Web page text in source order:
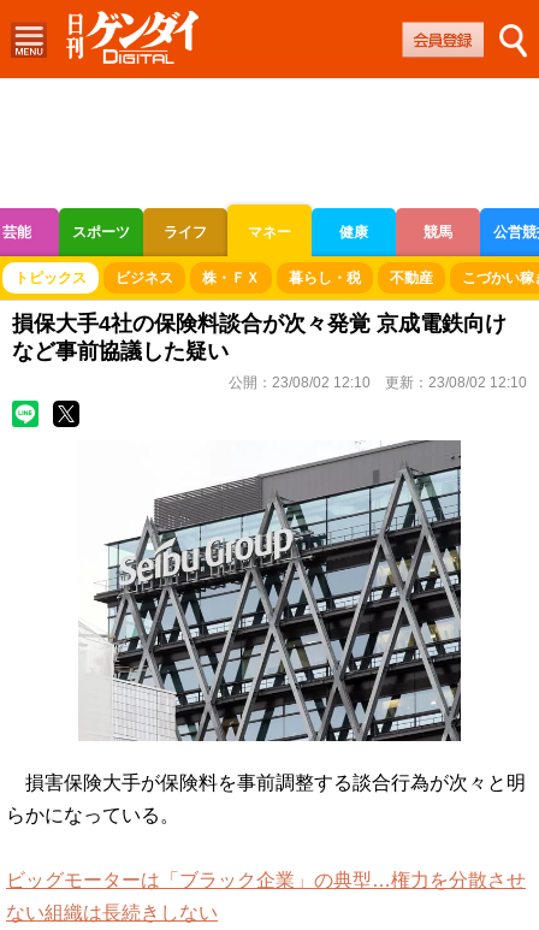
芸能 スポーツ ライフ マネー 健康 競馬 公営
ボートレース 競輪 オートレース
トピックス ビジネス 株・ＦＸ 暮らし・税 不動産 こづかい稼
損保大手4社の保険料談合が次々発覚 京成電鉄向け
など事前協議した疑い
公開： 23/08/02 12:10 更新： 23/08/02 12:10
損害保険大手が保険料を事前調整する談合行為が次々と明
らかになっている。
ビッグモーターは「ブラック企業」の典型…権力を分散させ
ない組織は長続きしない